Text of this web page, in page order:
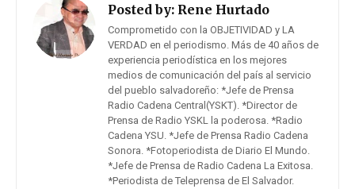
Posted by: Rene Hurtado
Comprometido con la OBJETIVIDAD y LA
VERDAD en el periodismo. Más de 40 años de
experiencia periodística en los mejores
medios de comunicación del país al servicio
del pueblo salvadoreño: *Jefe de Prensa
Radio Cadena Central(YSKT). *Director de
Prensa de Radio YSKL la poderosa. *Radio
Cadena YSU. *Jefe de Prensa Radio Cadena
Sonora. *Fotoperiodista de Diario El Mundo.
*Jefe de Prensa de Radio Cadena La Exitosa.
*Periodista de Teleprensa de El Salvador.